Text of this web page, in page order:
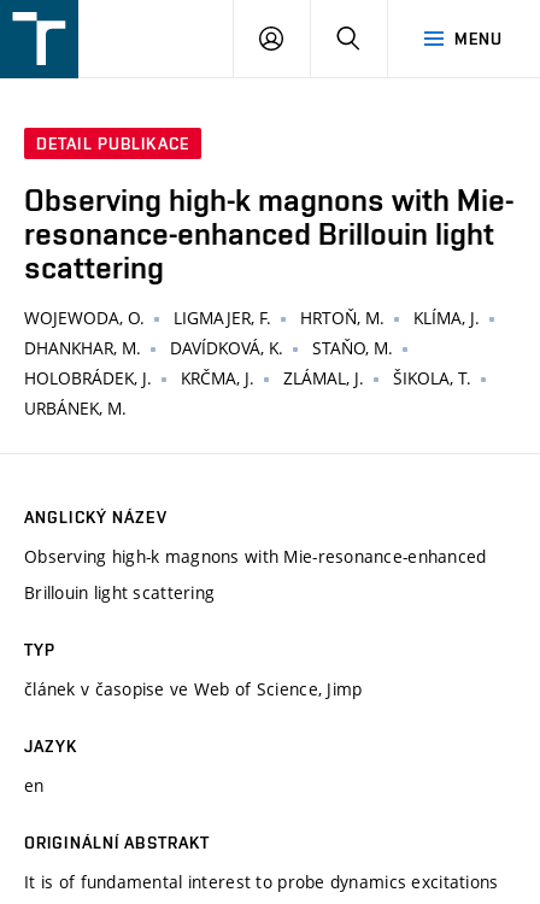
v
MENU
PŘIHLÁŠENÍ
DETAIL PUBLIKACE
Observing high-k magnons with Mie-
resonance-enhanced Brillouin light
scattering
WOJEWODA, O. LIGMAJER, F. HRTOŇ, M.
KLÍMA, J.
DHANKHAR, M.
DAVÍDKOVÁ, K.
STAŇO, M.
HOLOBRÁDEK, J.
KRČMA, J. ZLÁMAL, J.
ŠIKOLA, T.
URBÁNEK, M.
ANGLICKÝ NÁZEV
Observing high-k magnons with Mie-resonance-enhanced
Brillouin light scattering
TYP
článek v časopise ve Web of Science, Jimp
JAZYK
en
ORIGINÁLNÍ ABSTRAKT
It is of fundamental interest to probe dynamics excitations